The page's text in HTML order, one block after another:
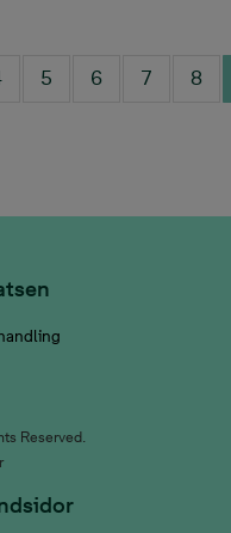
Page
5
Page
6
Page
7 8
Reserved.